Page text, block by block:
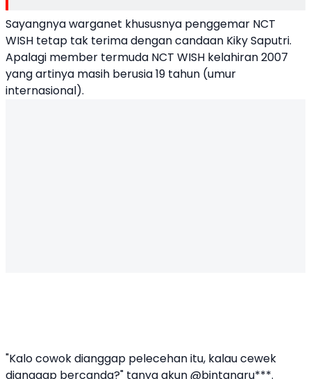
Sayangnya warganet khususnya penggemar NCT
WISH tetap tak terima dengan candaan Kiky Saputri.
Apalagi member termuda NCT WISH kelahiran 2007
yang artinya masih berusia 19 tahun (umur
internasional).
"Kalo cowok dianggap pelecehan itu, kalau cewek
dianggap bercanda?" tanya akun @bintangru***.